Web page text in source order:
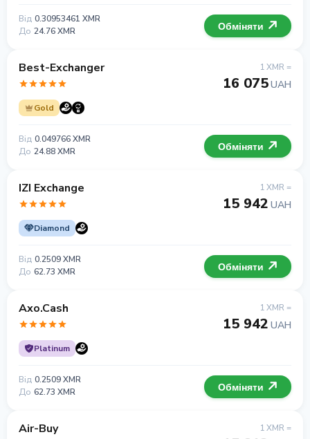
Від 0.30953461 XMR
До 24.76 XMR Обміняти
Best-Exchanger
Gold
1 XMR =
16 075UAH
Від 0.049766 XMR
До 24.88 XMR Обміняти
IZI Exchange
Diamond
1 XMR =
15 942 UAH
Від 0.2509 XMR
До 62.73 XMR Обміняти
Axo.Cash
Platinum
1 XMR =
15 942 UAH
Від 0.2509 XMR
До 62.73 XMR Обміняти
Air-Buy 1 XMR =